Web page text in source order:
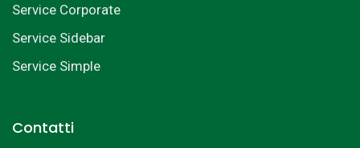
Service Corporate
Service Sidebar
Service Simple
Contatti